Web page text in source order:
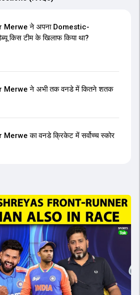
ने अपना Domestic-
किस टीम के खिलाफ किया था?
ने अभी तक वनडे में कितने शतक
का वनडे क्रिकेट में सर्वोच्च स्कोर